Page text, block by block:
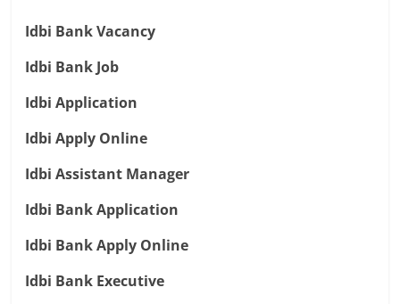
Idbi Bank Vacancy
Idbi Bank Job
Idbi Application
Idbi Apply Online
Idbi Assistant Manager
Idbi Bank Application
Idbi Bank Apply Online
Idbi Bank Executive